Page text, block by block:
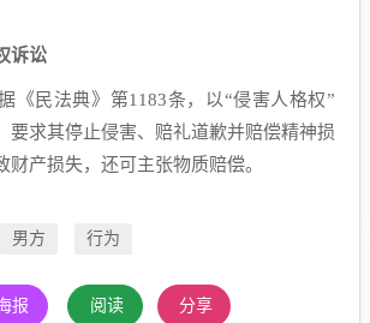
诉讼
民法典》第1183条，以“侵害人格权”
要求其停止侵害、赔礼道歉并赔偿精神损
财产损失，还可主张物质赔偿。
男方 行为
报 阅读 分享